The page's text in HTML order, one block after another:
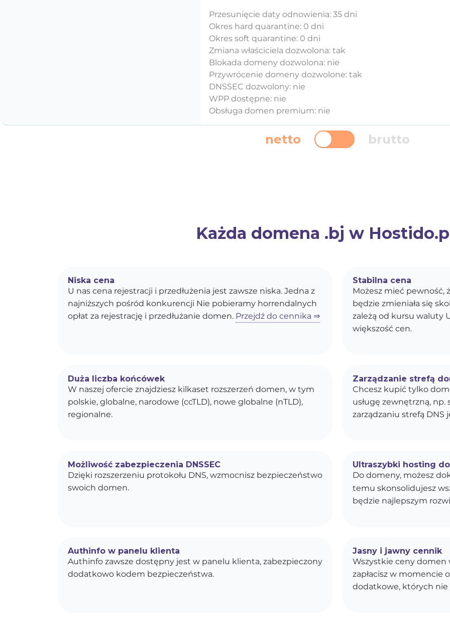
Przesunięcie daty odnowienia: 35 dni
Okres hard quarantine: 0 dni
Okres soft quarantine: 0 dni
Zmiana właściciela dozwolona: tak
Blokada domeny dozwolona: nie
Przywrócenie domeny dozwolone: tak
DNSSEC dozwolony: nie
WPP dostępne: nie
Obsługa domen premium: nie
netto brutto
Każda domena .bj w
Niska cena
U nas cena rejestracji i przedłużenia jest zawsze niska. Jedna z
najniższych pośród konkurencji Nie pobieramy horrendalnych
opłat za rejestrację i przedłużanie domen. Przejdź do cennika ⇒
Stabilna cena
Możesz mieć pewność,
będzie zmieniała się
zależą od kursu waluty
większość cen.
Duża liczba końcówek
W naszej ofercie znajdziesz kilkaset rozszerzeń domen, w tym
polskie, globalne, narodowe (ccTLD), nowe globalne (nTLD),
regionalne.
Zarządzanie strefą
Chcesz kupić tylko
usługę zewnętrzną,
zarządzaniu strefą DNS
Możliwość zabezpieczenia DNSSEC
Dzięki rozszerzeniu protokołu DNS, wzmocnisz bezpieczeństwo
swoich domen.
Ultraszybki hosting
Do domeny, możesz
temu skonsolidujesz
będzie najlepszym
Authinfo w panelu klienta
Authinfo zawsze dostępny jest w panelu klienta, zabezpieczony
dodatkowo kodem bezpieczeństwa.
Jasny i jawny cennik
Wszystkie ceny domen
zapłacisz w momencie
dodatkowe, których nie